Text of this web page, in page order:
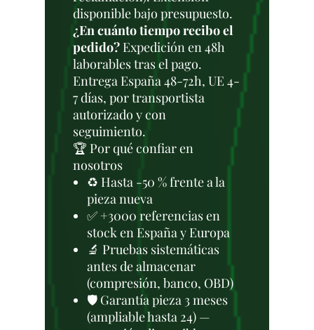
disponible bajo presupuesto.
¿En cuánto tiempo recibo el
pedido? Expedición en 48h
laborables tras el pago.
Entrega España 48-72h, UE 4-
7 días, por transportista
autorizado y con
seguimiento.
🏆 Por qué confiar en
nosotros
♻️ Hasta -50 % frente a la
pieza nueva
✅ +3000 referencias en
stock en España y Europa
🔬 Pruebas sistemáticas
antes de almacenar
(compresión, banco, OBD)
🛡️ Garantía pieza 3 meses
(ampliable hasta 24) —